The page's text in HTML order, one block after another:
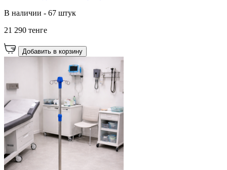
В наличии - 67 штук
21 290 тенге
Добавить в корзину